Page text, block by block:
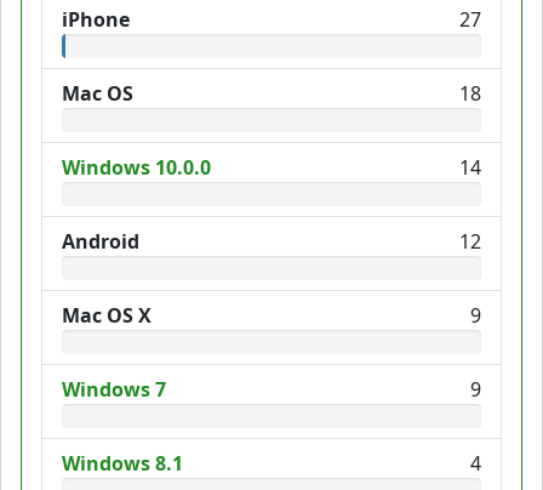
iPhone 27
Mac OS 18
Windows 10.0.0 14
Android 12
Mac OS X 9
Windows 7 9
Windows 8.1 4